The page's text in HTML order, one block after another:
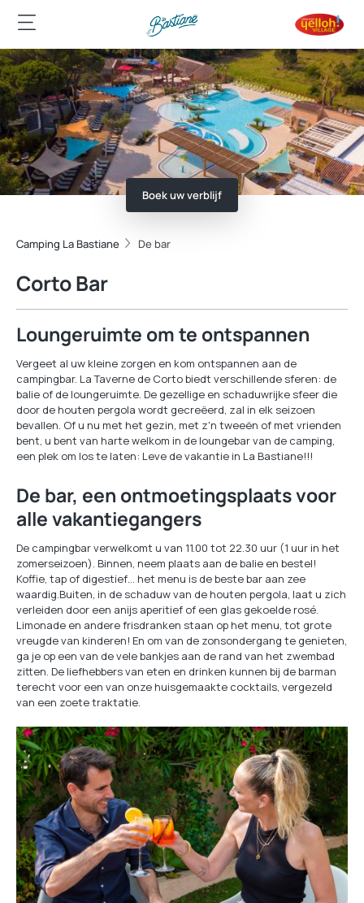
Boek uw verblijf
Camping La Bastiane De bar
Corto Bar
Loungeruimte om te ontspannen
Vergeet al uw kleine zorgen en kom ontspannen aan de
campingbar. La Taverne de Corto biedt verschillende sferen: de
balie of de loungeruimte. De gezellige en schaduwrijke sfeer die
door de houten pergola wordt gecreëerd, zal in elk seizoen
bevallen. Of u nu met het gezin, met z'n tweeën of met vrienden
bent, u bent van harte welkom in de loungebar van de camping,
een plek om los te laten: Leve de vakantie in La Bastiane!!!
De bar, een ontmoetingsplaats voor
alle vakantiegangers
De campingbar verwelkomt u van 11.00 tot 22.30 uur (1 uur in het
zomerseizoen). Binnen, neem plaats aan de balie en bestel!
Koffie, tap of digestief… het menu is de beste bar aan zee
waardig.Buiten, in de schaduw van de houten pergola, laat u zich
verleiden door een anijs aperitief of een glas gekoelde rosé.
Limonade en andere frisdranken staan ​​op het menu, tot grote
vreugde van kinderen! En om van de zonsondergang te genieten,
ga je op een van de vele bankjes aan de rand van het zwembad
zitten. De liefhebbers van eten en drinken kunnen bij de barman
terecht voor een van onze huisgemaakte cocktails, vergezeld
van een zoete traktatie.